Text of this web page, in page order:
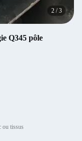
2 /3
Q345 pôle
ou tissus